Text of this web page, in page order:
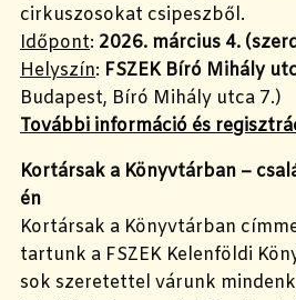
cirkuszosokat csipeszből.
Időpont: 2026. március 4.
Helyszín: FSZEK Bíró Mihály
Budapest, Bíró Mihály utca 7.)
További információ és
Kortársak a Könyvtárban –
én
Kortársak a Könyvtárban
tartunk a FSZEK Kelenföldi
sok szeretettel várunk